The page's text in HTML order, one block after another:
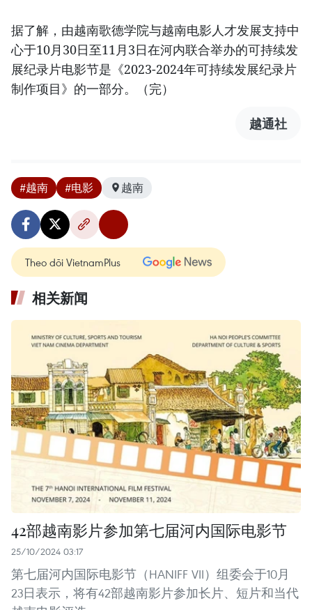
据了解，由越南歌德学院与越南电影人才发展支持中
心于10月30日至11月3日在河内联合举办的可持续发
展纪录片电影节是《2023-2024年可持续发展纪录片
制作项目》的一部分。（完）
越通社
#越南 #电影 越南
Theo dõi VietnamPlus
相关新闻
42部越南影片参加第七届河内国际电影节
25/10/2024 03:17
第七届河内国际电影节（HANIFF VII）组委会于10月
23日表示，将有42部越南影片参加长片、短片和当代